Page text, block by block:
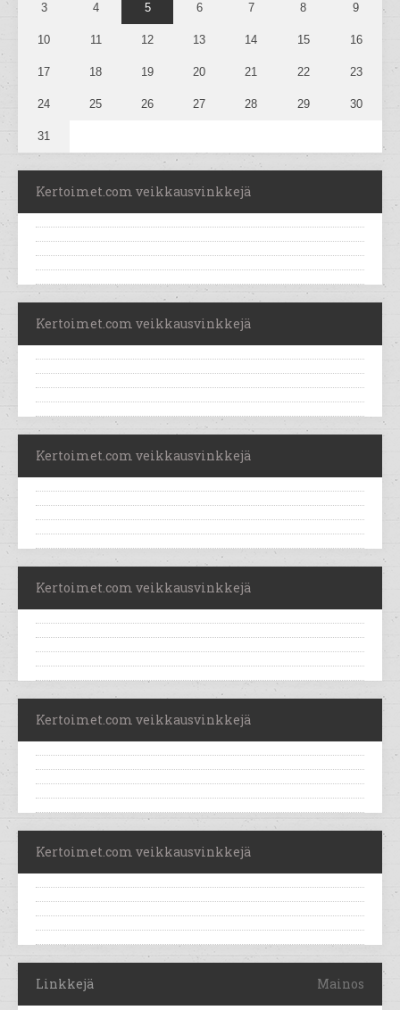
3 4 5 6 7 8 9
10 11 12 13 14 15 16
17 18 19 20 21 22 23
24 25 26 27 28 29 30
31
Kertoimet.com veikkausvinkkejä
Kertoimet.com veikkausvinkkejä
Kertoimet.com veikkausvinkkejä
Kertoimet.com veikkausvinkkejä
Kertoimet.com veikkausvinkkejä
Kertoimet.com veikkausvinkkejä
Linkkejä Mainos